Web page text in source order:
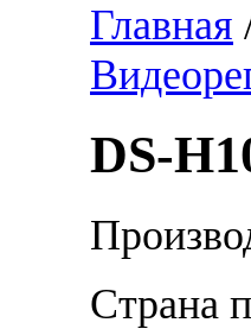
Главная
DS-
Страна